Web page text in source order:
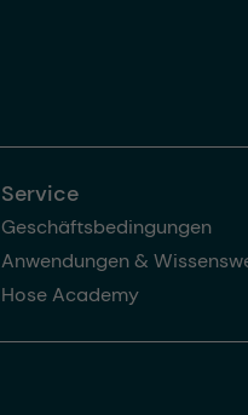
Service
Geschäftsbedingungen
Anwendungen &
Hose Academy